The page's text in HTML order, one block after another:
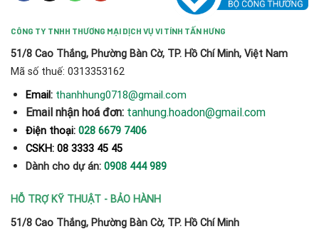
CÔNG TY TNHH THƯƠNG MẠI DỊCH VỤ VI TÍNH TẤN HƯNG
51/8 Cao Thắng, Phường Bàn Cờ, TP. Hồ Chí Minh, Việt Nam
Mã số thuế: 0313353162
Email: thanhhung0718@gmail.com
Email nhận hoá đơn: tanhung.hoadon@gmail.com
Điện thoại: 028 6679 7406
CSKH: 08 3333 45 45
Dành cho dự án: 0908 444 989
HỖ TRỢ KỸ THUẬT - BẢO HÀNH
51/8 Cao Thắng, Phường Bàn Cờ, TP. Hồ Chí Minh